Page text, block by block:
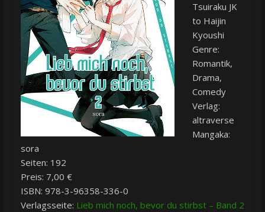
Tsuiraku JK
to Haijin
Kyoushi
Genre:
Romantik,
Drama,
Comedy
Verlag:
altraverse
Mangaka:
sora
Seiten: 192
Preis: 7,00 €
ISBN: 978-3-96358-336-0
Verlagsseite: Lieb mich noch, bevor du stirbst – Band 2